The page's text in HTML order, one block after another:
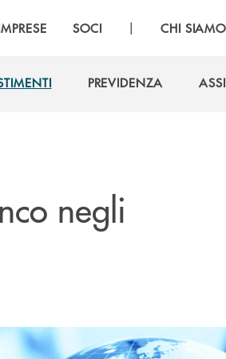
SOCI | CHI SIAMO
PREVIDENZA
negli